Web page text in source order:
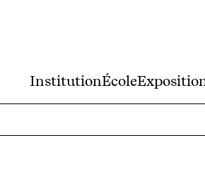
InstitutionÉcole